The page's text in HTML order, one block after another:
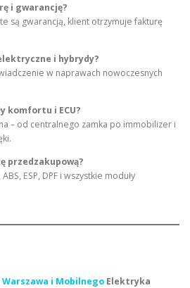
i gwarancję?
są gwarancją, klient otrzymuje fakturę
i hybrydy?
w naprawach nowoczesnych
komfortu i ECU?
– od centralnego zamka po immobilizer i
przedzakupową?
ESP, DPF i wszystkie moduły
Warszawa i Mobilnego Elektryka